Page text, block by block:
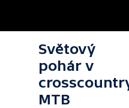
Světový
pohár v
MTB